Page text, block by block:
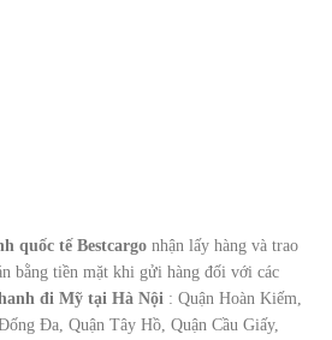
quốc tế Bestcargo nhận lấy hàng và trao
bằng tiền mặt khi gửi hàng đối với các
đi Mỹ tại Hà Nội : Quận Hoàn Kiếm,
Đa, Quận Tây Hồ, Quận Cầu Giấy,